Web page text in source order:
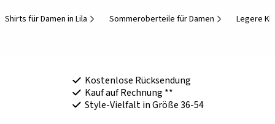
Shirts für Damen in Lila Sommeroberteile für Damen Legere
Kostenlose Rücksendung
Kauf auf Rechnung **
Style-Vielfalt in Größe 36-54